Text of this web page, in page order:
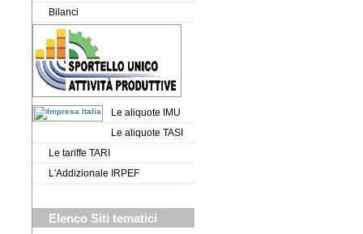
Bilanci
Le aliquote IMU
Le aliquote TASI
Le tariffe TARI
L'Addizionale IRPEF
Elenco Siti tematici